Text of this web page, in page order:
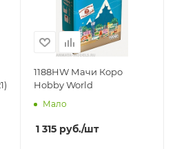
1188HW Мачи Коро
Hobby World
Мало
1 315 руб./шт